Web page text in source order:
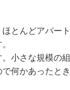
とんどアパー
小さな規模の
何かあったと